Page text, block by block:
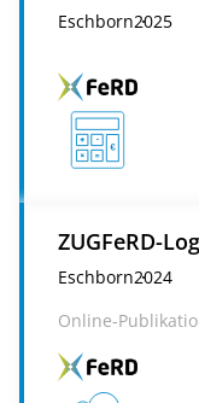
Eschborn2025
ZUGFeRD-
Eschborn2024
Online-